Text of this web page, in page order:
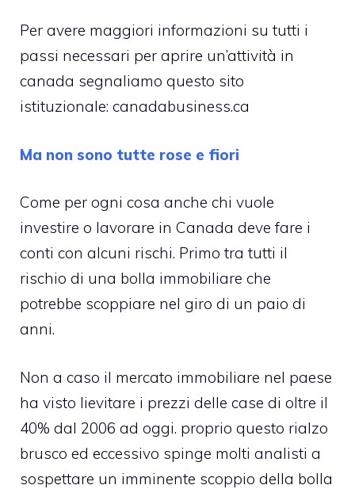
Per avere maggiori informazioni su tutti i
passi necessari per aprire un’attività in
canada segnaliamo questo sito
istituzionale: canadabusiness.ca
Ma non sono tutte rose e fiori
Come per ogni cosa anche chi vuole
investire o lavorare in Canada deve fare i
conti con alcuni rischi. Primo tra tutti il
rischio di una bolla immobiliare che
potrebbe scoppiare nel giro di un paio di
anni.
Non a caso il mercato immobiliare nel paese
ha visto lievitare i prezzi delle case di oltre il
40% dal 2006 ad oggi. proprio questo rialzo
brusco ed eccessivo spinge molti analisti a
sospettare un imminente scoppio della bolla